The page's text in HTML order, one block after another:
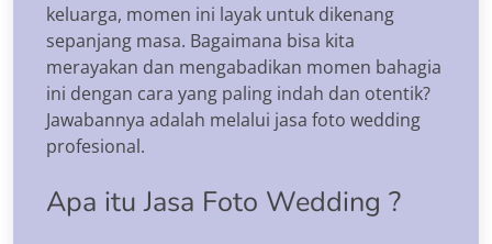
keluarga, momen ini layak untuk dikenang
sepanjang masa. Bagaimana bisa kita
merayakan dan mengabadikan momen bahagia
ini dengan cara yang paling indah dan otentik?
Jawabannya adalah melalui jasa foto wedding
profesional.
Apa itu Jasa Foto Wedding ?